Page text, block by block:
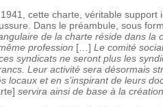
cette charte, véritable
Dans le préambule, sous
de la charte réside dans la
profession […] Le comité
syndicats ne seront plus les
Leur activité sera désormais
locaux et en s’inspirant de leurs
servira ainsi de base à la